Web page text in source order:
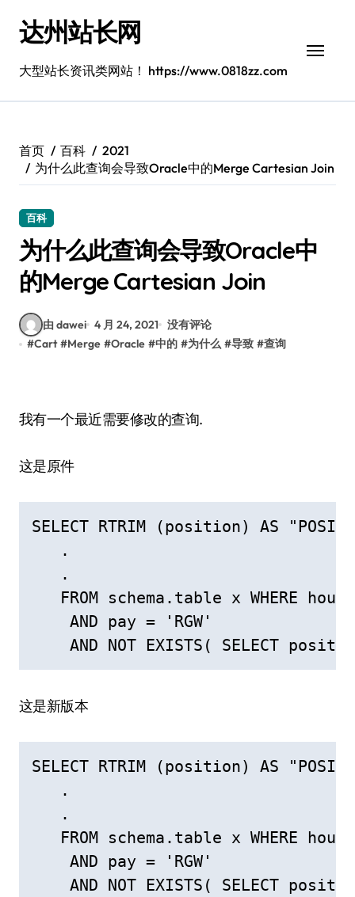
达州站长网
大型站长资讯类网站！ https://www.0818zz.com
首页 百科
2021
为什么此查询会导致Oracle中的Merge Cartesian Join
百科
为什么此查询会导致Oracle中
的Merge Cartesian Join
由 dawei 4 月 24, 2021 没有评论
#Cart #Merge #Oracle #中的 #为什么 #导致 #查询
我有一个最近需要修改的查询.
这是原件
SELECT RTRIM (position) AS
   .
   .
FROM schema.table x WHERE
    AND pay = 'RGW'
AND NOT EXISTS( SELECT
这是新版本
SELECT RTRIM (position) AS
   .
   .
FROM schema.table x WHERE
    AND pay = 'RGW'
AND NOT EXISTS( SELECT